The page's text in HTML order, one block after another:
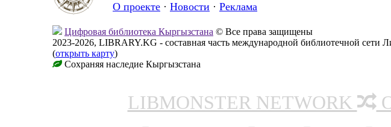
О проекте · Новости · Реклама
Цифровая библиотека Кыргызстана © Все права защищены
2023-2026, LIBRARY.KG - составная часть международной библиотечной сети
(открыть карту)
Сохраняя наследие Кыргызстана
LIBMONSTER NETWORK